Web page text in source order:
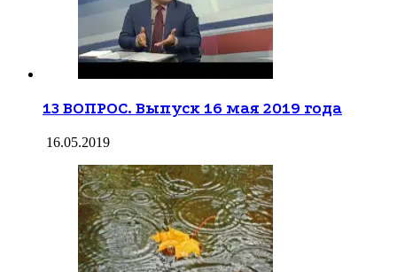
13 ВОПРОС. Выпуск 16 мая 2019 года
16.05.2019